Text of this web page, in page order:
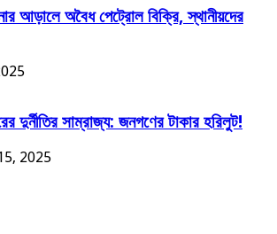
আড়ালে অবৈধ পেট্রোল বিক্রি, স্থানীয়দের
দুর্নীতির সাম্রাজ্য: জনগণের টাকার হরিলুট!
2025